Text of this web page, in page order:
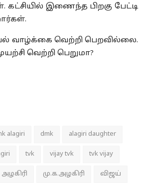
கட்சியில் இணைந்த பிறகு பேட்டி
வாழ்க்கை வெற்றி பெறவில்லை.
வெற்றி பெறுமா?
alagiri dmk alagiri daughter
tvk vijay tvk tvk vijay
அழகிரி மு.க.அழகிரி விஜய்